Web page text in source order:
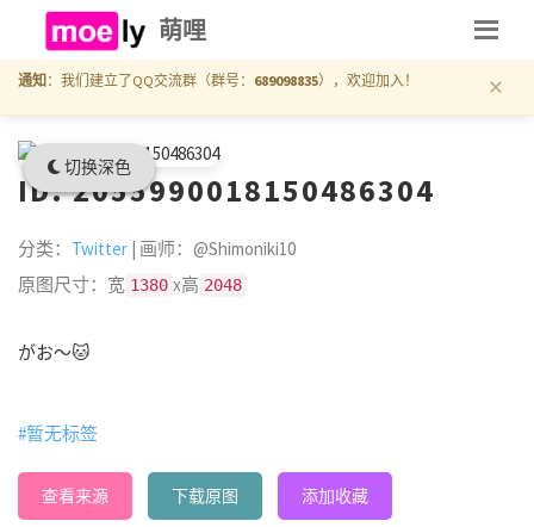
切换深色
萌哩
通知 ：我们建立了QQ交流群（群号： 689098835），欢迎加入！ ×
ID: 2055990018150486304
分类： Twitter | 画师：@Shimoniki10
原图尺寸：宽 1380 x高 2048
がお～🐱
#暂无标签
查看来源 下载原图 添加收藏